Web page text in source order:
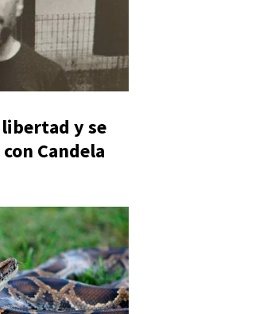
y se
Candela